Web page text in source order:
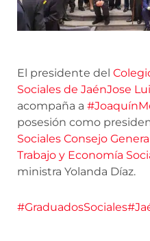
El presidente del
Sociales de JaénJose
acompaña a
posesión como
Sociales Consejo General
Trabajo y Economía
ministra Yolanda Díaz.
#GraduadosSociales